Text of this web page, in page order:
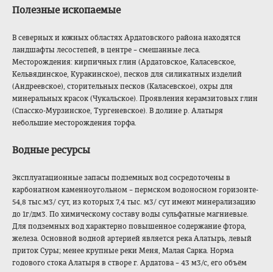
Полезные ископаемые
В северных и южных областях Ардатовского района находятся
ландшафты лесостепей, в центре – смешанные леса.
Месторождения: кирпичных глин (Ардатовское, Каласевское,
Кельвядинское, Куракинское), песков для силикатных изделий
(Андреевское), сторительных песков (Каласевское), охры для
минеральных красок (Чукальское). Проявления керамзитовых глин
(Спасско-Мурзинское, Тургеневское). В долине р. Алатыря
небольшие месторождения торфа.
Водные ресурсы
Эксплуатационные запасы подземных вод сосредоточены в
карбонатном каменноугольном – пермском водоносном горизонте-
54,8 тыс.м3/ сут, из которых 7,4 тыс. м3/ сут имеют минерализацию
до 1г/дм3. По химическому составу воды сульфатные магниевые.
Для подземных вод характерно повышенное содержание фтора,
железа. Основной водной артерией является река Алатырь, левый
приток Суры; менее крупные реки Меня, Малая Сарка. Норма
годового стока Алатыря в створе г. Ардатова – 43 м3/с, его объём